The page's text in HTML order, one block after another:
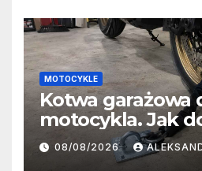
MOTOCYKLE
Kotwa garażowa
motocykla. Jak
miejsce, łańcuch i
montażu?
08/08/2026